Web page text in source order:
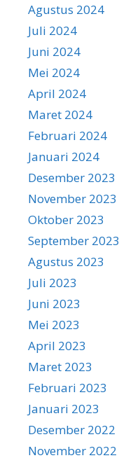
Agustus 2024
Juli 2024
Juni 2024
Mei 2024
April 2024
Maret 2024
Februari 2024
Januari 2024
Desember 2023
November 2023
Oktober 2023
September 2023
Agustus 2023
Juli 2023
Juni 2023
Mei 2023
April 2023
Maret 2023
Februari 2023
Januari 2023
Desember 2022
November 2022